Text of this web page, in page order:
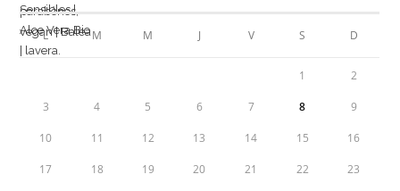
L M M J V S D
1 2
3 4 5 6 7 8 9
10 11 12 13 14 15 16
17 18 19 20 21 22 23